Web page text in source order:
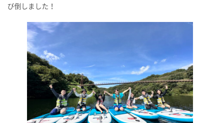
び倒しました！